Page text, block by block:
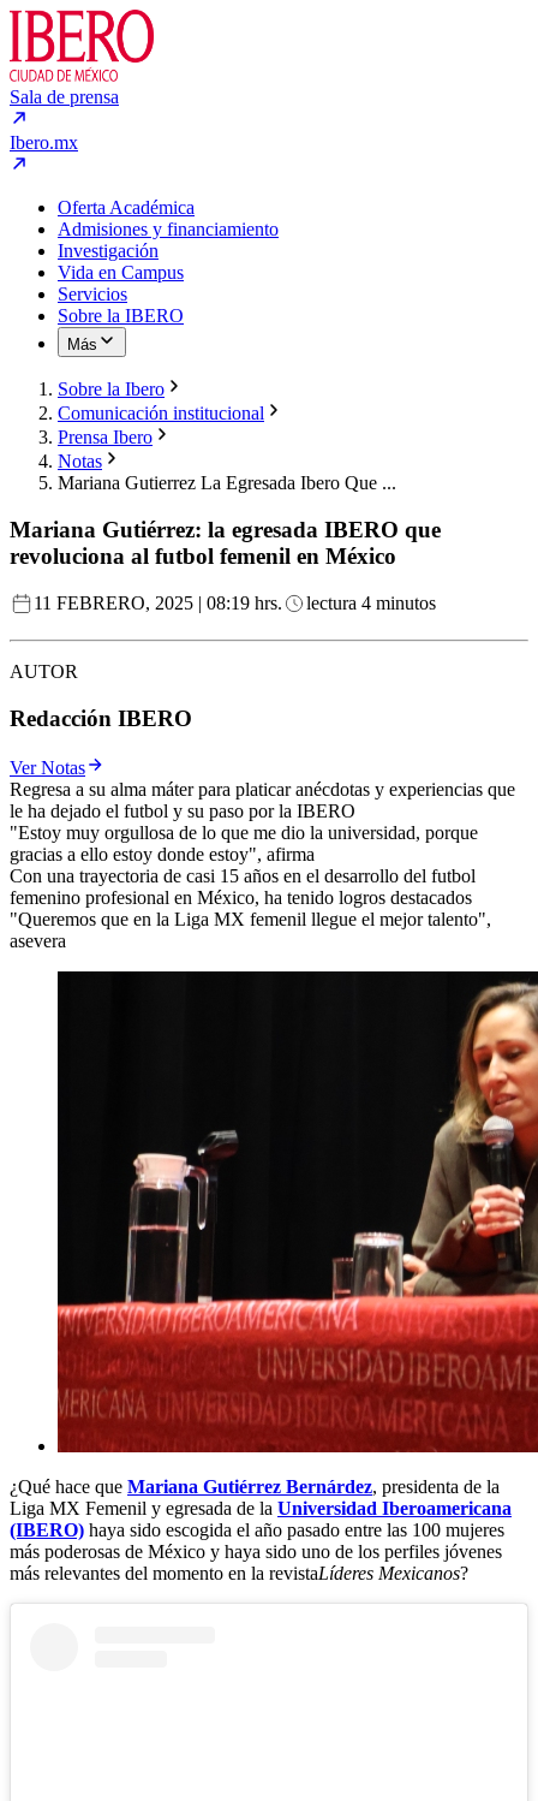
Sala de prensa
Ibero.mx
Oferta Académica
Admisiones y financiamiento
Investigación
Vida en Campus
Servicios
Sobre la IBERO
Más
Sobre la Ibero
Comunicación institucional
Prensa Ibero
Notas
Mariana Gutierrez La Egresada Ibero Que ...
Mariana Gutiérrez: la egresada IBERO que
revoluciona al futbol femenil en México
11 FEBRERO, 2025 | 08:19 hrs. lectura 4 minutos
AUTOR
Redacción IBERO
Ver Notas
Regresa a su alma máter para platicar anécdotas y experiencias que
le ha dejado el futbol y su paso por la IBERO
"Estoy muy orgullosa de lo que me dio la universidad, porque
gracias a ello estoy donde estoy", afirma
Con una trayectoria de casi 15 años en el desarrollo del futbol
femenino profesional en México, ha tenido logros destacados
"Queremos que en la Liga MX femenil llegue el mejor talento",
asevera
¿Qué hace que Mariana Gutiérrez Bernárdez, presidenta de la
Liga MX Femenil y egresada de la Universidad Iberoamericana
(IBERO) haya sido escogida el año pasado entre las 100 mujeres
más poderosas de México y haya sido uno de los perfiles jóvenes
más relevantes del momento en la revistaLíderes Mexicanos?